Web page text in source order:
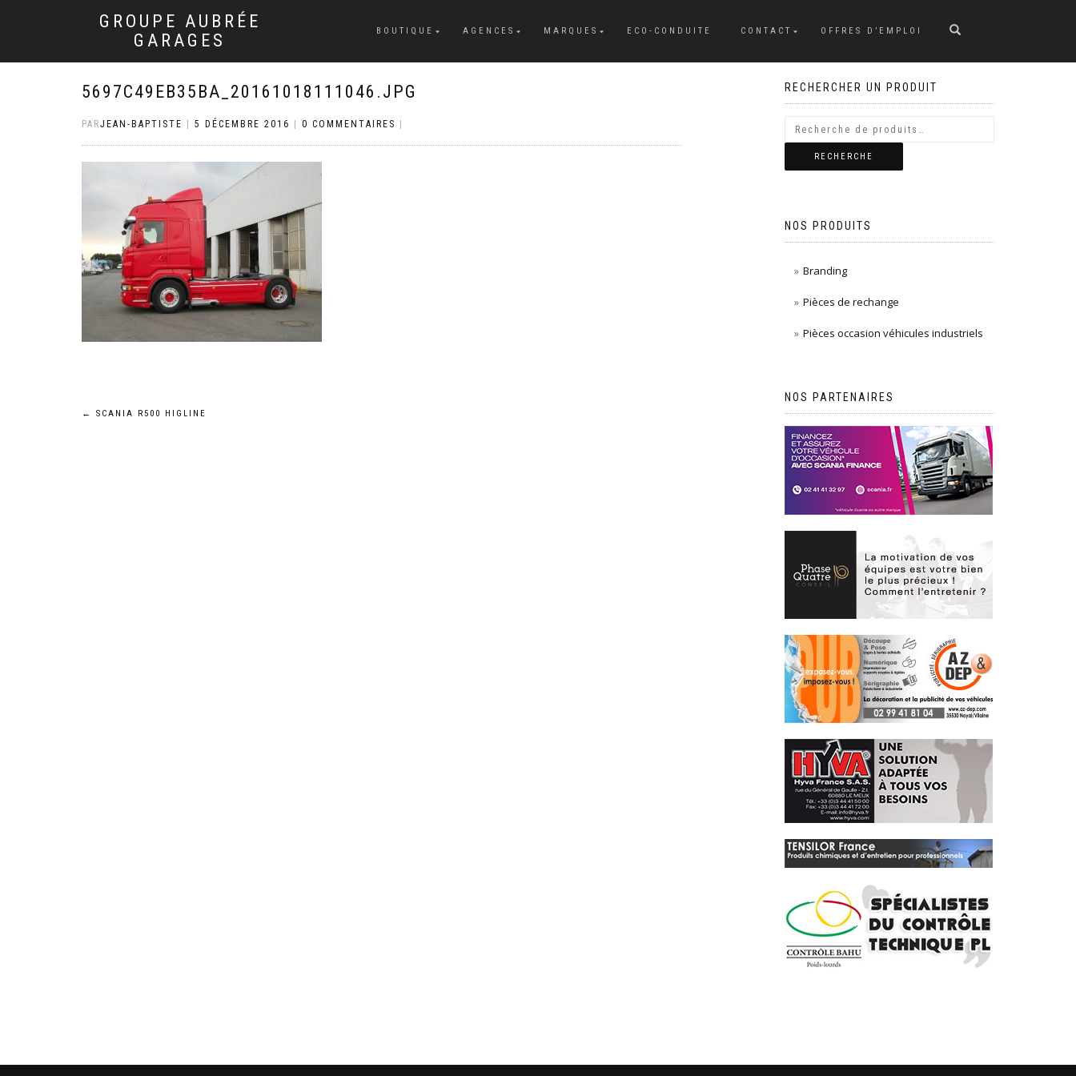
GROUPE AUBRÉE
GARAGES
BOUTIQUE AGENCES MARQUES ECO-CONDUITE CONTACT OFFRES D’EMPLOI
5697C49EB35BA_20161018111046.JPG
PARJEAN-BAPTISTE 5 DÉCEMBRE 2016 0 COMMENTAIRES
Navigation
← SCANIA R500 HIGLINE
RECHERCHER UN PRODUIT
RECHERCHE
NOS PRODUITS
Branding
Pièces de rechange
Pièces occasion véhicules industriels
NOS PARTENAIRES